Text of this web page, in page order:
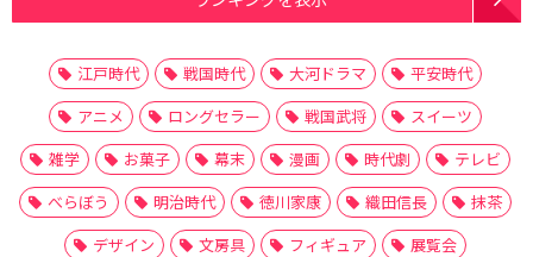
江戸時代 戦国時代 大河ドラマ
平安時代
アニメ
ロングセラー 戦国武将
スイーツ
雑学
お菓子 幕末 漫画 時代劇
テレビ
べらぼう
明治時代 徳川家康 織田信長
抹茶
デザイン
文房具 フィギュア
展覧会